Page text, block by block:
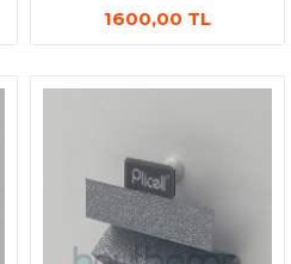
1600,00 TL